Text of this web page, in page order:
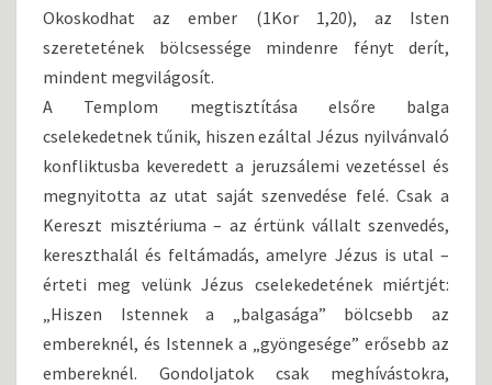
Okoskodhat az ember (1Kor 1,20), az Isten
szeretetének bölcsessége mindenre fényt derít,
mindent megvilágosít.
A Templom megtisztítása elsőre balga
cselekedetnek tűnik, hiszen ezáltal Jézus nyilvánvaló
konfliktusba keveredett a jeruzsálemi vezetéssel és
megnyitotta az utat saját szenvedése felé. Csak a
Kereszt misztériuma – az értünk vállalt szenvedés,
kereszthalál és feltámadás, amelyre Jézus is utal –
érteti meg velünk Jézus cselekedetének miértjét:
„Hiszen Istennek a „balgasága” bölcsebb az
embereknél, és Istennek a „gyöngesége” erősebb az
embereknél. Gondoljatok csak meghívástokra,